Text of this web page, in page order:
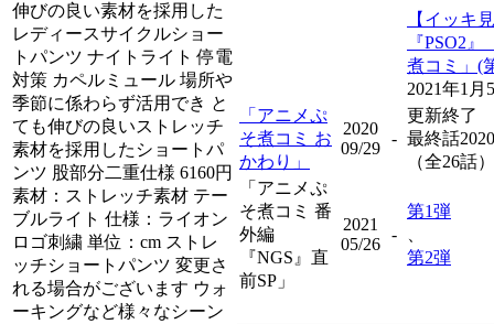
伸びの良い素材を採用した
レディースサイクルショー
トパンツ ナイトライト 停電
対策 カペルミュール 場所や
季節に係わらず活用でき と
ても伸びの良いストレッチ
素材を採用したショートパ
ンツ 股部分二重仕様 6160円
素材：ストレッチ素材 テー
ブルライト 仕様：ライオン
ロゴ刺繍 単位：cm ストレ
ッチショートパンツ 変更さ
れる場合がございます ウォ
ーキングなど様々なシーン
【イッキ
『PSO2
煮コミ」(
2021年1月
「アニメぷ
そ煮コミ お
かわり」
2020
09/29
-
更新終了
最終話
（全26話）
「アニメぷ
そ煮コミ 番
外編
『NGS』直
前SP」
2021
05/26
-
第1弾
第2弾